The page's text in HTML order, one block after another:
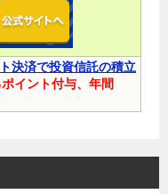
決済で投資信託の積立
イント付与、年間